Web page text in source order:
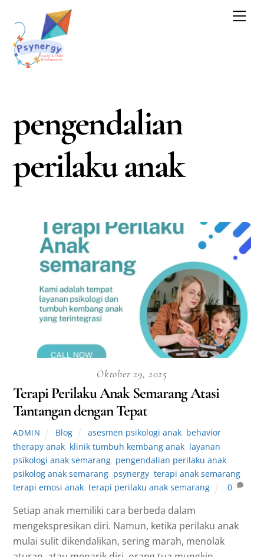
content
pengendalian
perilaku anak
Oktober 29, 2025
Terapi Perilaku Anak Semarang Atasi
Tantangan dengan Tepat
ADMIN Blog asesmen psikologi anak, behavior
therapy anak klinik tumbuh kembang anak layanan
psikologi anak semarang pengendalian perilaku anak
psikolog anak semarang psynergy ,terapi anak semarang
terapi emosi anak ,terapi perilaku anak semarang 0
Setiap anak memiliki cara berbeda dalam
mengekspresikan diri. Namun, ketika perilaku anak
mulai sulit dikendalikan, sering marah, menolak